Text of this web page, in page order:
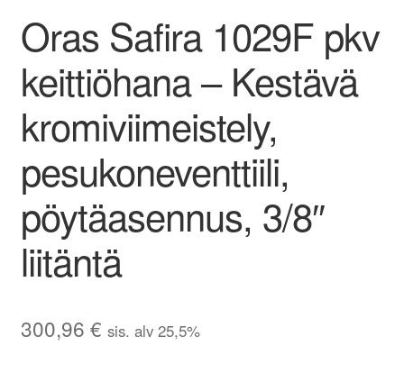
Oras Safira 1029F pkv
keittiöhana – Kestävä
kromiviimeistely,
pesukoneventtiili,
pöytäasennus, 3/8″
liitäntä
300,96 € sis. alv 25,5%